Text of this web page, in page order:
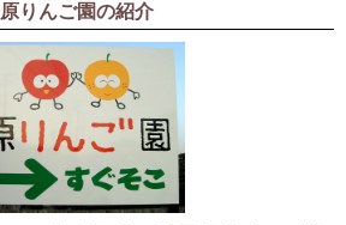
原りんご園の紹介